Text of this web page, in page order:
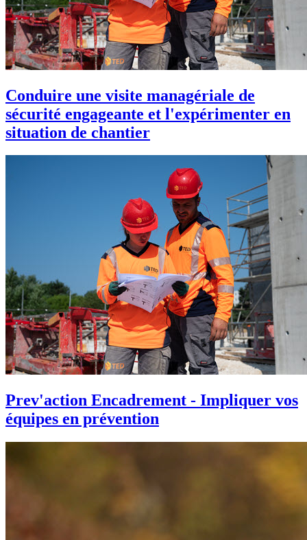
Conduire une visite managériale de
sécurité engageante et l'expérimenter en
situation de chantier
Prev'action Encadrement - Impliquer vos
équipes en prévention